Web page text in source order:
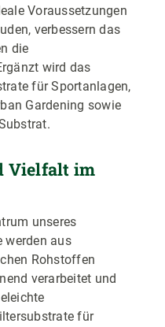
Voraussetzungen
verbessern das
die
wird das
für Sportanlagen,
Gardening sowie
Vielfalt im
unseres
werden aus
Rohstoffen
verarbeitet und
für